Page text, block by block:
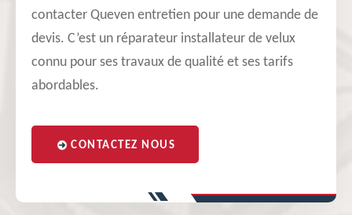
contacter Queven entretien pour une demande de
devis. C’est un réparateur installateur de velux
connu pour ses travaux de qualité et ses tarifs
abordables.
CONTACTEZ NOUS